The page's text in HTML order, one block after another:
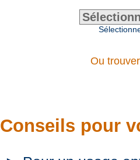
Ou
Conseils pour